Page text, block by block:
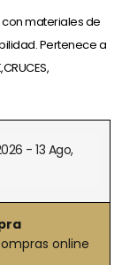
con materiales de
Pertenece a
- 13 Ago,
online